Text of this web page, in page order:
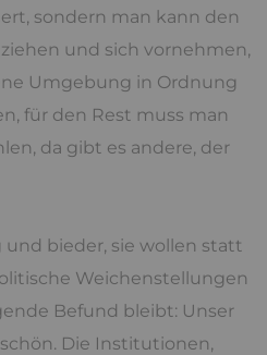
sondern man kann den
und sich vornehmen,
Umgebung in Ordnung
für den Rest muss man
da gibt es andere, der
und bieder, sie wollen statt
Weichenstellungen
Befund bleibt: Unser
Die Institutionen,